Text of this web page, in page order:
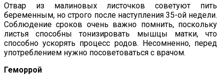
Отвар из малиновых листочков советуют пить
беременным, но строго после наступления 35-ой недели.
Соблюдение сроков очень важно помнить, поскольку
листья способны тонизировать мышцы матки, что
способно ускорять процесс родов. Несомненно, перед
употреблением нужно посоветоваться с врачом.
Геморрой